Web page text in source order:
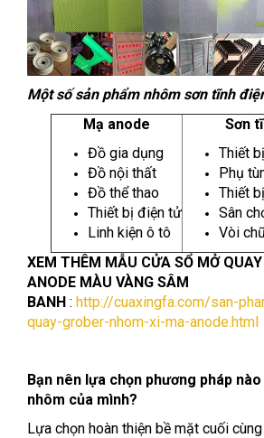
Một số sản phẩm nhôm sơn tĩnh
Mạ anode
Đồ gia dụng
Đồ nội thất
Đồ thể thao
Thiết bị điện tử
Linh kiện ô tô
Sơn
Thiết
Phụ
Thiết
Sân
Vòi
XEM THÊM MẪU CỬA SỔ MỞ
ANODE MÀU VÀNG SÂM
BANH : http://cuaxingfa.com/san-
quay-grober-nhom-xi-ma-anode.html
Bạn nên lựa chọn phương pháp
nhôm của mình?
Lựa chọn hoàn thiện bề mặt cuối